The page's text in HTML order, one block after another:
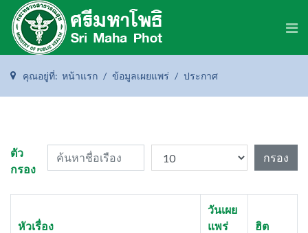
คุณอยู่ที่: หน้าแรก ข้อมูลเผยแพร่ ประกาศ
ตัว
กรอง
ค้นหาชื่อเรือง แสดง # กรอง
หัวเรื่อง
วันเผย
แพร่
ฮิต